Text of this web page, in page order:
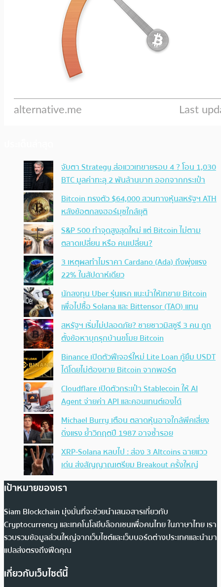
จับตา Strategy ส่อแววเทขายรอบ 4 ? โอน 1,030
BTC มูลค่าทะลุ 2 พันล้านบาท ออกจากกระเป๋า
Bitcoin ทรงตัว $64,000 สวนทางหุ้นสหรัฐฯ ATH
หลังข้อตกลงฮอร์มุซใกล้ยุติ
S&P 500 ทำจุดสูงสุดใหม่ แต่ Bitcoin ไม่ตาม
ตลาดเปลี่ยน หรือ คนเปลี่ยน?
3 เหตุผลทำไมราคา Cardano (Ada) ถึงพุ่งแรง
22% ในสัปดาห์เดียว
นักลงทุน Uber รุ่นแรก แนะนำให้เทขาย Bitcoin
เพื่อไปซื้อ Solana และ Bittensor (TAO) แทน
สหรัฐฯ เริ่มไม่ปลอดภัย? ชายชาวมิสซูรี 3 คน ถูก
ตั้งข้อหาบุกรุกบ้านขโมย Bitcoin
Binance เปิดตัวฟีเจอร์ใหม่ Lite Loan กู้ยืม USDT
ได้โดยไม่ต้องขาย Bitcoin จากพอร์ต
Cloudflare เปิดตัวกระเป๋า Stablecoin ให้ AI
Agent จ่ายค่า API และคอนเทนต์เองได้
Michael Burry เตือน ตลาดหุ้นอาจใกล้พีคเสี่ยง
ดิ่งแรง ย้ำวิกฤตปี 1987 อาจซ้ำรอย
XRP-Solana หลบไป : ส่อง 3 Altcoins ฉายแวว
เด่น ส่งสัญญาณเตรียม Breakout ครั้งใหญ่
เป้าหมายของเรา
Siam Blockchain มุ่งมั่นที่จะช่วยนำเสนอสารเกี่ยวกับ
Cryptocurrency และเทคโนโลยีบล็อกเชนเพื่อคนไทย ในภาษาไทย เรา
รวบรวมข้อมูลส่วนใหญ่จากเว็บไซต์และเว็บบอร์ดต่างประเทศและนำมา
แปลส่งตรงถึงฟีดคุณ
เกี่ยวกับเว็บไซต์นี้